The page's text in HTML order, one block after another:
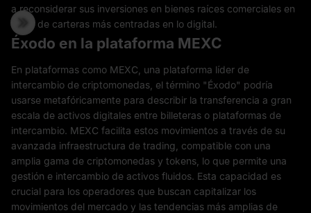
a reconsiderar sus inversiones en bienes raíces comerciales en
favor de carteras más centradas en lo digital.
Éxodo en la plataforma MEXC
En plataformas como MEXC, una plataforma líder de
intercambio de criptomonedas, el término "Éxodo" podría
usarse metafóricamente para describir la transferencia a gran
escala de activos digitales entre billeteras o plataformas de
intercambio. MEXC facilita estos movimientos a través de su
avanzada infraestructura de trading, compatible con una
amplia gama de criptomonedas y tokens, lo que permite una
gestión e intercambio de activos fluidos. Esta capacidad es
crucial para los operadores que buscan capitalizar los
movimientos del mercado y las tendencias más amplias de